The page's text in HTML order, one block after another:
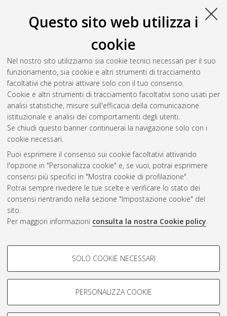
Questo sito web utilizza i
cookie
Nel nostro sito utilizziamo sia cookie tecnici necessari per il suo
funzionamento, sia cookie e altri strumenti di tracciamento
facoltativi che potrai attivare solo con il tuo consenso.
Cookie e altri strumenti di tracciamento facoltativi sono usati per
analisi statistiche, misure sull'efficacia della comunicazione
istituzionale e analisi dei comportamenti degli utenti.
Se chiudi questo banner continuerai la navigazione solo con i
cookie necessari.
Puoi esprimere il consenso sui cookie facoltativi attivando
l'opzione in "Personalizza cookie" e, se vuoi, potrai esprimere
consensi più specifici in "Mostra cookie di profilazione".
Potrai sempre rivedere le tue scelte e verificare lo stato dei
consensi rientrando nella sezione "Impostazione cookie" del
sito.
Per maggiori informazioni consulta la nostra Cookie policy.
COOKIE DI PROFILAZIONE -
Si tratta di cookie utilizzati per analizzare le caratteristiche della
navigazione degli utenti, creare profili in base al loro comportamento
Mostra cookie di profilazione
SOLO COOKIE NECESSARI
PERSONALIZZA COOKIE
Vedi altre statistiche
Gestione del documento:
Atom
Rss
2.0
AMS Acta
ISSN: 2038-7954
re3data.org -
doi.org/10.17616/R3P19R
Servizio implementato e
Impostazioni Cookie
repository